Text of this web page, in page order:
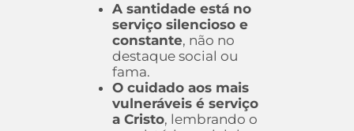
A santidade está no
serviço silencioso e
constante, não no
destaque social ou
fama.
O cuidado aos mais
vulneráveis é serviço
a Cristo, lembrando o